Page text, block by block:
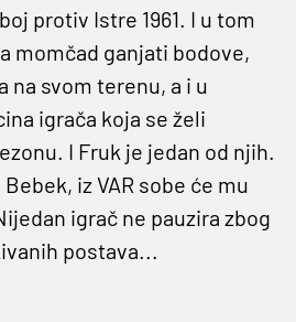
protiv Istre 1961. I u tom
momčad ganjati bodove,
na svom terenu, a i u
igrača koja se želi
I Fruk je jedan od njih.
iz VAR sobe će mu
igrač ne pauzira zbog
postava...